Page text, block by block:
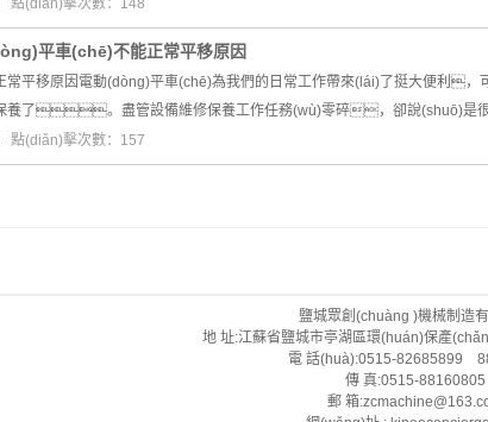
點(diǎn)擊次數：148
平車(chē)不能正常平移原因
常平移原因電動(dòng)平車(chē)為我們的日常工作帶來(lái)了挺大便利
養了。盡管設備維修保養工作任務(wù)零碎，卻說(shuō)
點(diǎn)擊次數：157
鹽城眾創(chuàng )機械制造
地 址:江蘇省鹽城市亭湖區環(huán)保產
電 話(huà):0515-82685899
傳 真:0515-88160805
郵 箱